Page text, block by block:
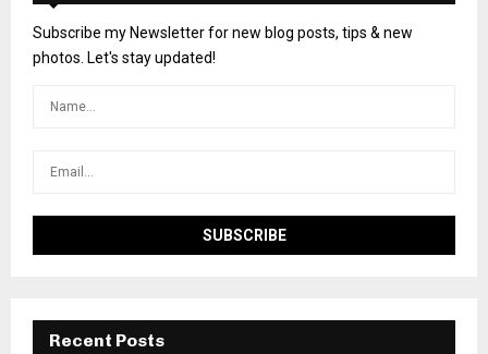
Subscribe my Newsletter for new blog posts, tips & new
photos. Let's stay updated!
Recent Posts